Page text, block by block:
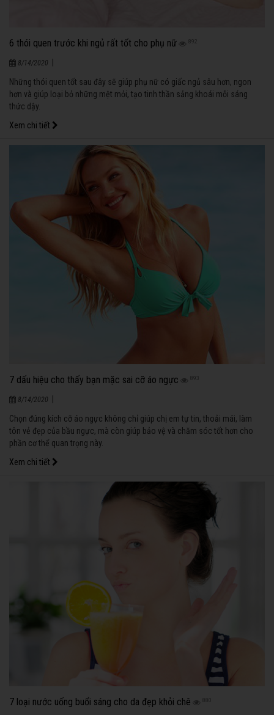
6 thói quen trước khi ngủ rất tốt cho phụ nữ 892
8/14/2020
Những thói quen tốt sau đây sẽ giúp phụ nữ có giấc ngủ sâu hơn, ngon
hơn và giúp loại bỏ những mệt mỏi, tạo tinh thần sảng khoái mỗi sáng
thức dậy.
Xem chi tiết
7 dấu hiệu cho thấy bạn mặc sai cỡ áo ngực 893
8/14/2020
Chọn đúng kích cỡ áo ngực không chỉ giúp chị em tự tin, thoải mái, làm
tôn vẻ đẹp của bầu ngực, mà còn giúp bảo vệ và chăm sóc tốt hơn cho
phần cơ thể quan trọng này.
Xem chi tiết
7 loại nước uống buổi sáng cho da đẹp khỏi chê 880